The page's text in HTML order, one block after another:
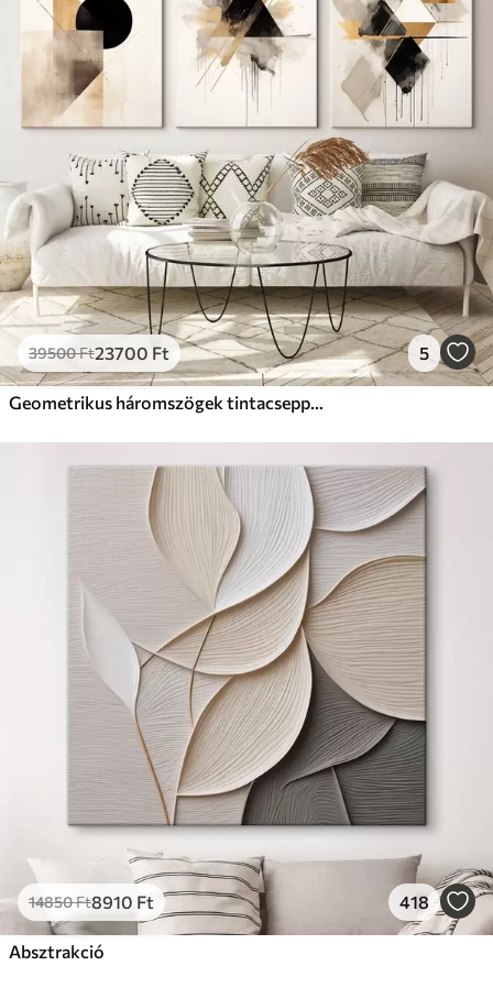
✗Környezetbarát anyag
Prémium
Tól9875Ft
Fakulásálló
✓ Biztonságos, szagtalan tinta
✓Vászonhatású felület
✗Környezetbarát anyag
Eco-Prémium
Tól12405Ft
✓Élénk, gazdag színek
✓Fakulásálló
Környezetbarát anyag
39500Ft23700 Ft 5
Geometrikus háromszögek tintacseppekkel, fekete és okker színben
14850Ft8910 Ft 418
Absztrakció